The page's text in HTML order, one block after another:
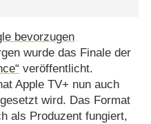
bevorzugen
wurde das Finale der
veröffentlicht.
Apple TV+ nun auch
wird. Das Format
als Produzent fungiert,